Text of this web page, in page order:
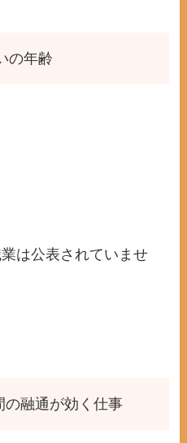
の年齢
は公表されていませ
の融通が効く仕事